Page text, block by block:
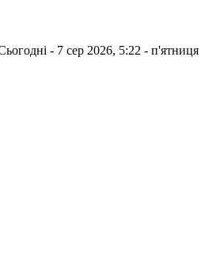
- 7 сер 2026, 5:22 - п'ятниця